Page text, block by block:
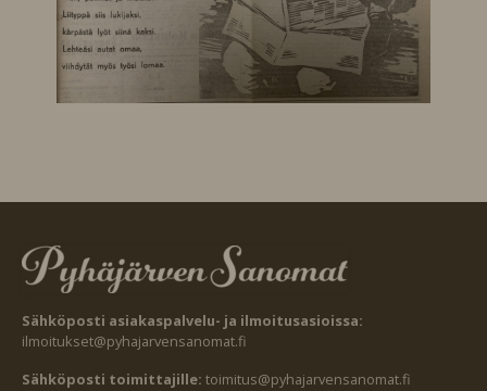
Sähköposti asiakaspalvelu- ja ilmoitusasioissa:
ilmoitukset@pyhajarvensanomat.fi
Sähköposti toimittajille: toimitus@pyhajarvensanomat.fi